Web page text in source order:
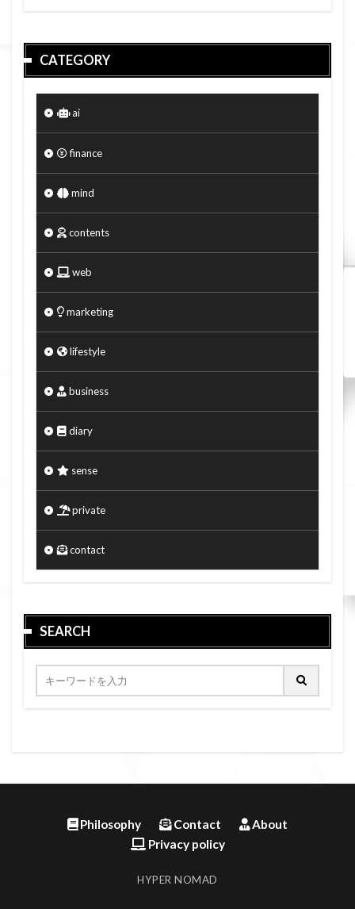
CATEGORY
ai
finance
mind
contents
web
marketing
lifestyle
business
diary
sense
private
contact
SEARCH
Philosophy Contact
About
Privacy policy
HYPER NOMAD